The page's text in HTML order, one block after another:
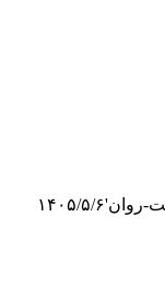
۱۴۰۵/۵/۶